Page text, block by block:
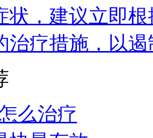
状，建议立即
治疗措施，以